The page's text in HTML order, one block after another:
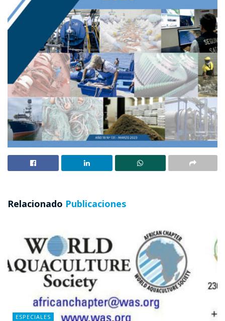
Relacionado Publicaciones
ESPECIALES